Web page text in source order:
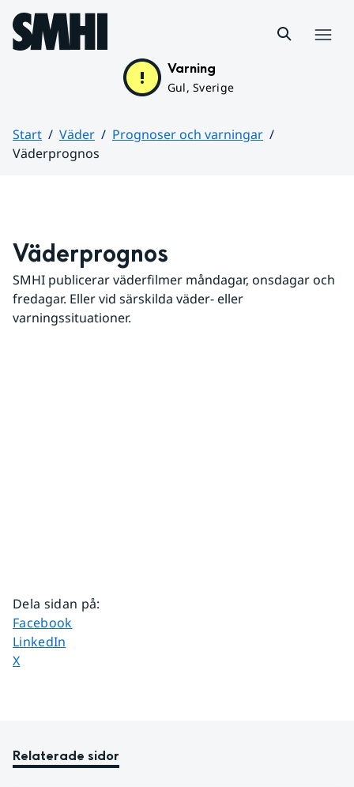
Hoppa till sidans innehåll
Varning
Gul, Sverige
Start Väder
Prognoser och varningar
Väderprognos
Väderprognos
SMHI publicerar väderfilmer måndagar, onsdagar och
fredagar. Eller vid särskilda väder- eller
varningssituationer.
Dela sidan på:
Dela sidan på
Facebook
Dela sidan på
LinkedIn
Dela sidan på
X
Relaterade sidor